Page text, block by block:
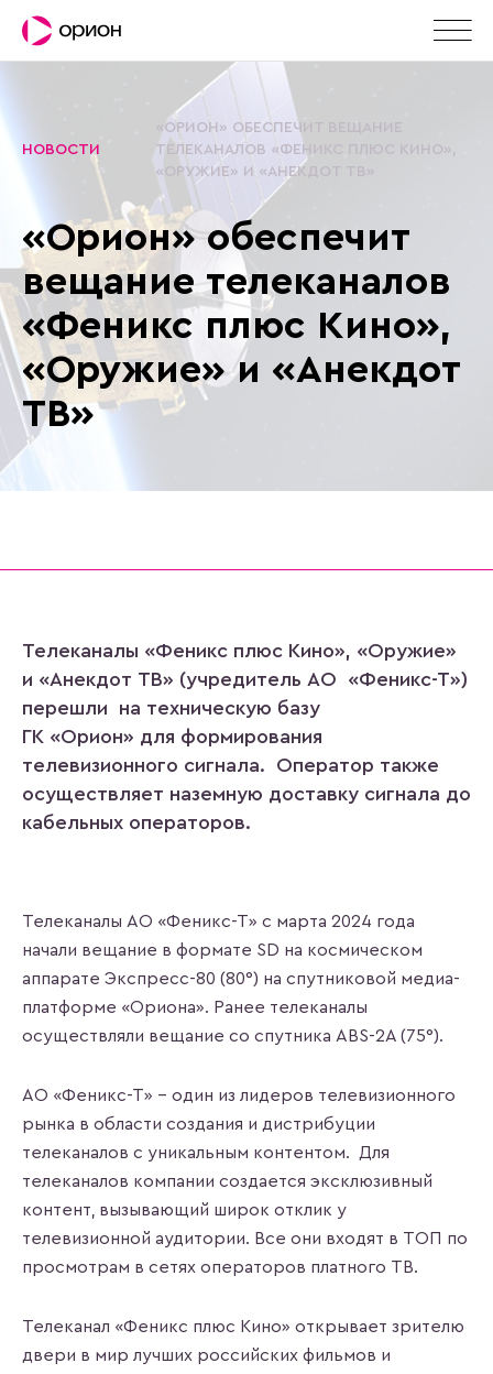
НОВОСТИ
«ОРИОН» ОБЕСПЕЧИТ ВЕЩАНИЕ
ТЕЛЕКАНАЛОВ «ФЕНИКС ПЛЮС КИНО»,
«ОРУЖИЕ» И «АНЕКДОТ ТВ»
«Орион» обеспечит
вещание телеканалов
«Феникс плюс Кино»,
«Оружие» и «Анекдот
ТВ»
Телеканалы «Феникс плюс Кино», «Оружие»
и «Анекдот ТВ» (учредитель АО «Феникс-Т»)
перешли на техническую базу
ГК «Орион» для формирования
телевизионного сигнала. Оператор также
осуществляет наземную доставку сигнала до
кабельных операторов.
Телеканалы АО «Феникс-Т» с марта 2024 года
начали вещание в формате SD на космическом
аппарате Экспресс-80 (80°) на спутниковой медиа-
платформе «Ориона». Ранее телеканалы
осуществляли вещание со спутника ABS-2A (75°).
АО «Феникс-Т» - один из лидеров телевизионного
рынка в области создания и дистрибуции
телеканалов с уникальным контентом. Для
телеканалов компании создается эксклюзивный
контент, вызывающий широк отклик у
телевизионной аудитории. Все они входят в ТОП по
просмотрам в сетях операторов платного ТВ.
Телеканал «Феникс плюс Кино» открывает зрителю
двери в мир лучших российских фильмов и